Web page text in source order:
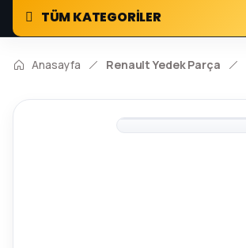
TÜM KATEGORİLER
Anasayfa Renault Yedek Parça